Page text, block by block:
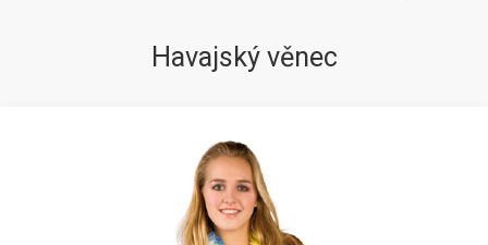
Havajský věnec